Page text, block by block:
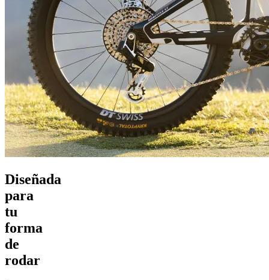
Diseñada
para
tu
forma
de
rodar